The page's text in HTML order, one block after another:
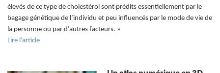
élevés de ce type de cholestérol sont prédits essentiellement par le
bagage génétique de l’individu et peu influencés par le mode de vie de
la personne ou par d’autres facteurs. »
Lire l’article